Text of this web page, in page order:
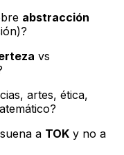
abstracción
vs
artes, ética,
a TOK y no a